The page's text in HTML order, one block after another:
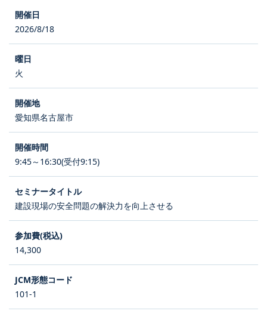
2026/8/18
火
愛知県名古屋市
9:45～16:30(受付9:15)
建設現場の安全問題の解決力を向上させる
14,300
101-1